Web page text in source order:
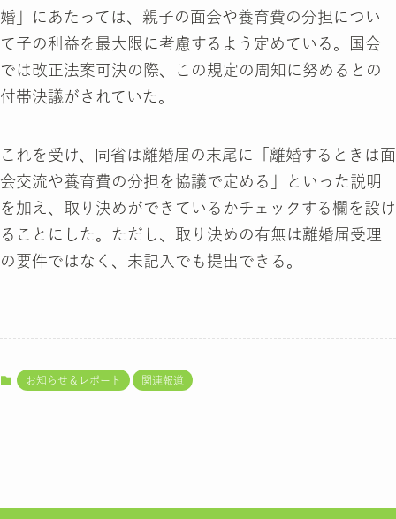
婚」にあたっては、親子の面会や養育費の分担につい
て子の利益を最大限に考慮するよう定めている。国会
では改正法案可決の際、この規定の周知に努めるとの
付帯決議がされていた。
これを受け、同省は離婚届の末尾に「離婚するときは面
会交流や養育費の分担を協議で定める」といった説明
を加え、取り決めができているかチェックする欄を設け
ることにした。ただし、取り決めの有無は離婚届受理
の要件ではなく、未記入でも提出できる。
お知らせ＆レポート 関連報道